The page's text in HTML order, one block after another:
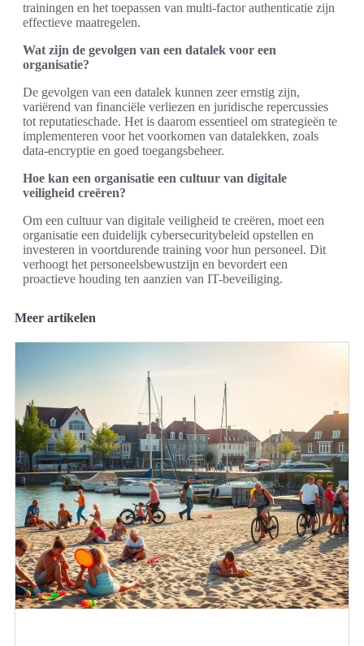
trainingen en het toepassen van multi-factor authenticatie zijn
effectieve maatregelen.
Wat zijn de gevolgen van een datalek voor een
organisatie?
De gevolgen van een datalek kunnen zeer ernstig zijn,
variërend van financiële verliezen en juridische repercussies
tot reputatieschade. Het is daarom essentieel om strategieën te
implementeren voor het voorkomen van datalekken, zoals
data-encryptie en goed toegangsbeheer.
Hoe kan een organisatie een cultuur van digitale
veiligheid creëren?
Om een cultuur van digitale veiligheid te creëren, moet een
organisatie een duidelijk cybersecuritybeleid opstellen en
investeren in voortdurende training voor hun personeel. Dit
verhoogt het personeelsbewustzijn en bevordert een
proactieve houding ten aanzien van IT-beveiliging.
Meer artikelen